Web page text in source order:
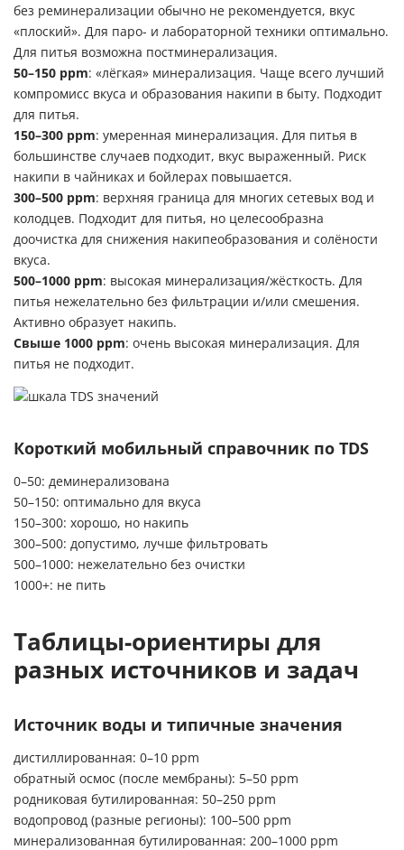
без реминерализации обычно не рекомендуется, вкус
«плоский». Для паро- и лабораторной техники оптимально.
Для питья возможна постминерализация.
50–150 ppm: «лёгкая» минерализация. Чаще всего лучший
компромисс вкуса и образования накипи в быту. Подходит
для питья.
150–300 ppm: умеренная минерализация. Для питья в
большинстве случаев подходит, вкус выраженный. Риск
накипи в чайниках и бойлерах повышается.
300–500 ppm: верхняя граница для многих сетевых вод и
колодцев. Подходит для питья, но целесообразна
доочистка для снижения накипеобразования и солёности
вкуса.
500–1000 ppm: высокая минерализация/жёсткость. Для
питья нежелательно без фильтрации и/или смешения.
Активно образует накипь.
Свыше 1000 ppm: очень высокая минерализация. Для
питья не подходит.
Короткий мобильный справочник по TDS
0–50: деминерализована
50–150: оптимально для вкуса
150–300: хорошо, но накипь
300–500: допустимо, лучше фильтровать
500–1000: нежелательно без очистки
1000+: не пить
Таблицы-ориентиры для
разных источников и задач
Источник воды и типичные значения
дистиллированная: 0–10 ppm
обратный осмос (после мембраны): 5–50 ppm
родниковая бутилированная: 50–250 ppm
водопровод (разные регионы): 100–500 ppm
минерализованная бутилированная: 200–1000 ppm